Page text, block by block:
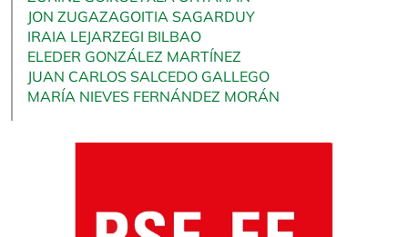
JON ZUGAZAGOITIA SAGARDUY
IRAIA LEJARZEGI BILBAO
ELEDER GONZÁLEZ MARTÍNEZ
JUAN CARLOS SALCEDO GALLEGO
MARÍA NIEVES FERNÁNDEZ MORÁN